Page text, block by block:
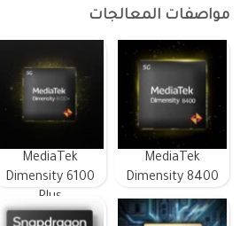
مواصفات المعالجات
MediaTek
Dimensity 8400
MediaTek
Dimensity 6100
Plus